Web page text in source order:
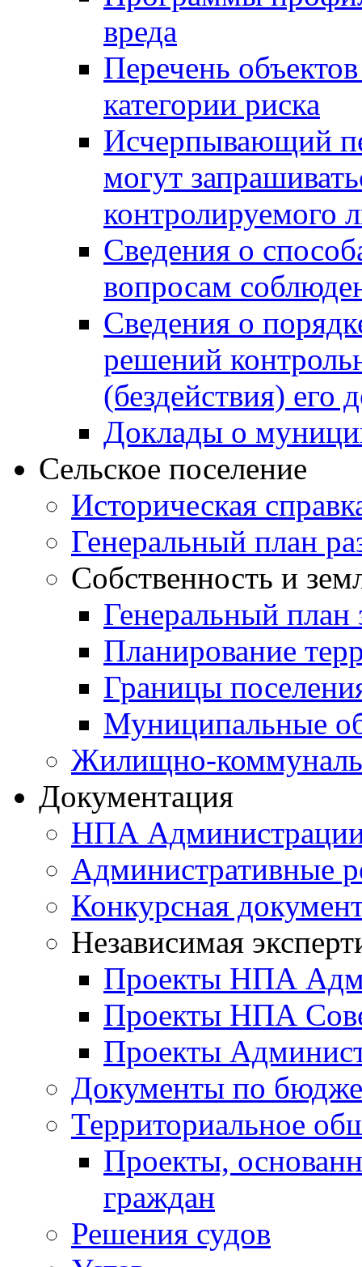
вреда
Перечень
категории риска
Исчерпывающий
могут
контролируемого
Сведения о
вопросам
Сведения о
решений
(бездействия)
Доклады о
Сельское поселение
Историческая
Генеральный план
Собственность и
Генеральный план
Планирование
Границы
Муниципальные
Жилищно-
Документация
НПА
Административные
Конкурсная
Независимая
Проекты НПА
Проекты НПА
Проекты
Документы по
Территориальное
Проекты,
граждан
Решения судов